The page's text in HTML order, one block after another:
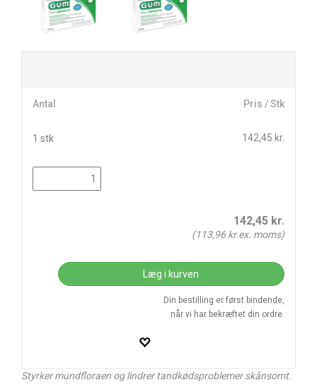
Antal Pris / Stk
1 stk 142,45 kr.
142,45 kr.
(113,96 kr.ex. moms)
Læg i kurven
Din bestilling er først bindende,
når vi har bekræftet din ordre.
Styrker mundfloraen og lindrer tandkødsproblemer skånsomt.